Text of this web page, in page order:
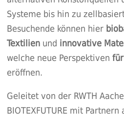
Systeme bis hin zu
Besuchende können hier
Textilienund innovative
welche neue Perspektiven
eröffnen.
Geleitet von der RWTH
BIOTEXFUTURE mit Partnern